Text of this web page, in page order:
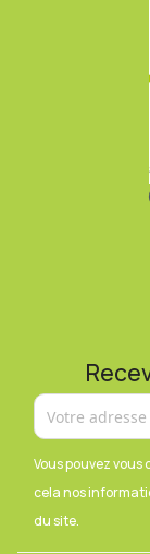
Vous pouvez
cela nos
du site.